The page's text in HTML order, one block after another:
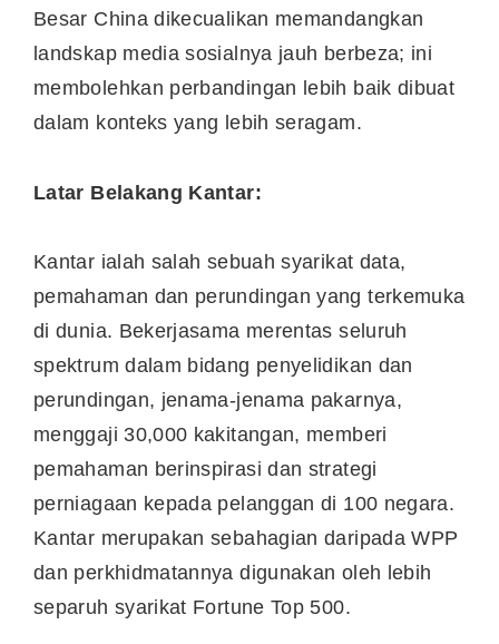
Besar Chinadikecualikan memandangkan
landskap media sosialnya jauh berbeza; ini
membolehkan perbandingan lebih baik dibuat
dalam konteks yang lebih seragam.
Latar Belakang Kantar:
Kantar ialah salah sebuah syarikat data,
pemahaman dan perundingan yang terkemuka
di dunia. Bekerjasama merentas seluruh
spektrum dalam bidang penyelidikan dan
perundingan, jenama-jenama pakarnya,
menggaji 30,000 kakitangan, memberi
pemahaman berinspirasi dan strategi
perniagaan kepada pelanggan di 100 negara.
Kantar merupakan sebahagian daripada WPP
dan perkhidmatannya digunakan oleh lebih
separuh syarikat Fortune Top 500.